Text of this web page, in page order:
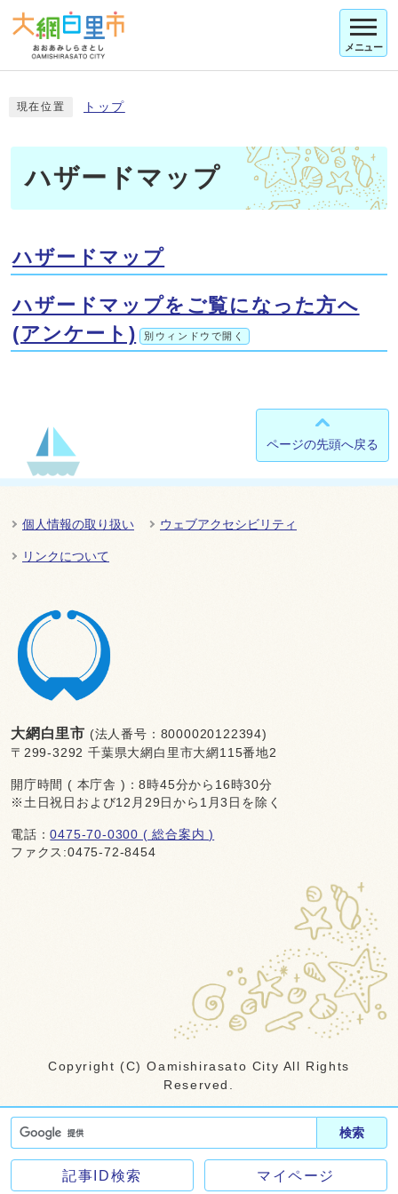
メニュー
検索
記事ID検索 マイページ
現在位置 トップ
ハザードマップ
ハザードマップ
ハザードマップをご覧になった方へ
(アンケート)
別ウィンドウで開く
ページの先頭へ戻る
個人情報の取り扱い ウェブアクセシビリティ
リンクについて
大網白里市 (法人番号：8000020122394)
〒299-3292 千葉県大網白里市大網115番地2
開庁時間 ( 本庁舎 )：8時45分から16時30分
※土日祝日および12月29日から1月3日を除く
電話：0475-70-0300 ( 総合案内 )
ファクス:0475-72-8454
Copyright (C) Oamishirasato City All Rights
Reserved.